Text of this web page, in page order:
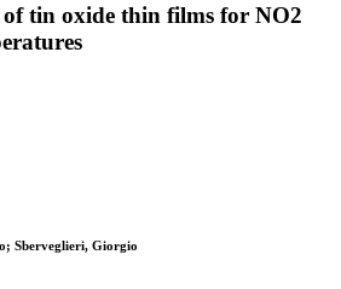
tin oxide thin films for NO2
Sberveglieri, Giorgio